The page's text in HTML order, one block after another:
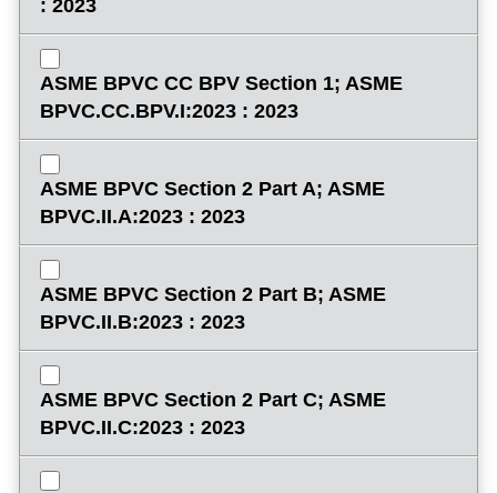
: 2023
ASME BPVC CC BPV Section 1; ASME
BPVC.CC.BPV.I:2023 : 2023
ASME BPVC Section 2 Part A; ASME
BPVC.II.A:2023 : 2023
ASME BPVC Section 2 Part B; ASME
BPVC.II.B:2023 : 2023
ASME BPVC Section 2 Part C; ASME
BPVC.II.C:2023 : 2023